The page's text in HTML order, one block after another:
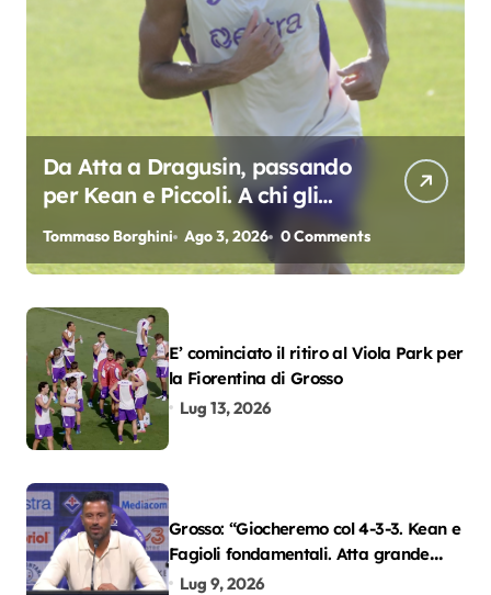
Da Atta a Dragusin, passando
per Kean e Piccoli. A chi gli
oscar del precampionato?
Tommaso Borghini Ago 3, 2026 0 Comments
E’ cominciato il ritiro al Viola Park per
la Fiorentina di Grosso
Lug 13, 2026
Grosso: “Giocheremo col 4-3-3. Kean e
Fagioli fondamentali. Atta grande
colpo”
Lug 9, 2026